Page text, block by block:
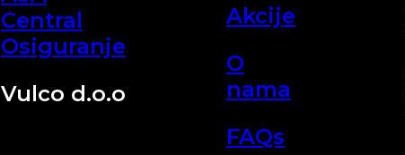
Central
Osiguranje
Vulco d.o.o
Akcije
O
nama
FAQs